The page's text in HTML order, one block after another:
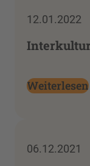
12.01.2022
Weiterlesen
06.12.2021